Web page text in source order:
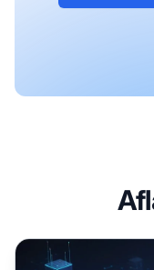
Crawlerii AI